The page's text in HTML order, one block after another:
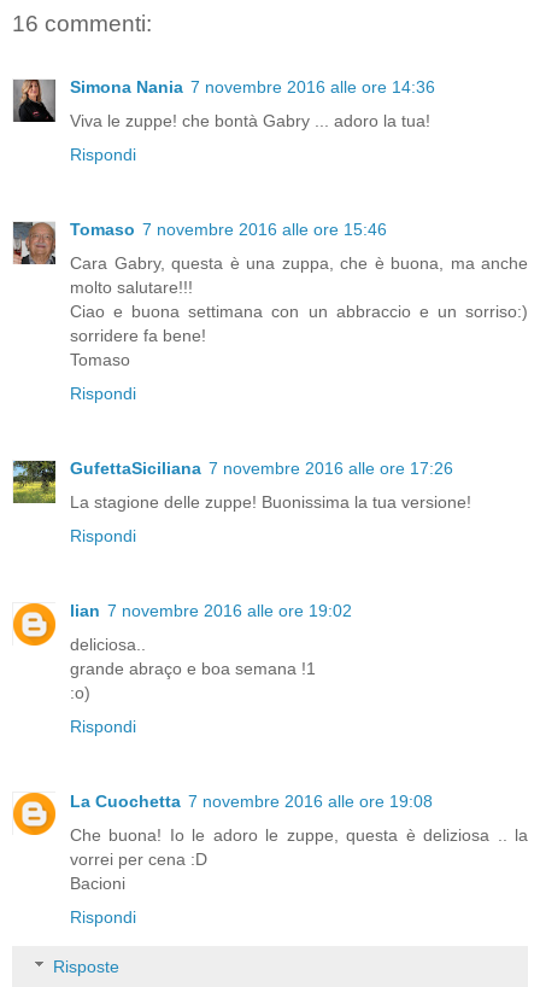
16 commenti:
Simona Nania 7 novembre 2016 alle ore 14:36
Viva le zuppe! che bontà Gabry ... adoro la tua!
Rispondi
Tomaso 7 novembre 2016 alle ore 15:46
Cara Gabry, questa è una zuppa, che è buona, ma anche
molto salutare!!!
Ciao e buona settimana con un abbraccio e un sorriso:)
sorridere fa bene!
Tomaso
Rispondi
GufettaSiciliana 7 novembre 2016 alle ore 17:26
La stagione delle zuppe! Buonissima la tua versione!
Rispondi
lian 7 novembre 2016 alle ore 19:02
deliciosa..
grande abraço e boa semana !1
:o)
Rispondi
La Cuochetta 7 novembre 2016 alle ore 19:08
Che buona! Io le adoro le zuppe, questa è deliziosa .. la
vorrei per cena :D
Bacioni
Rispondi
Risposte